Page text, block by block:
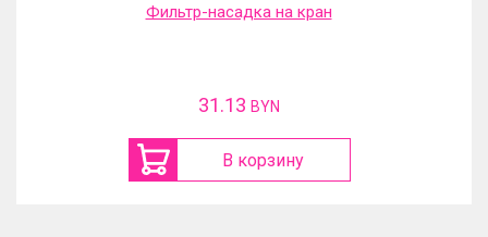
Фильтр-насадка на кран
31.13 BYN
В корзину